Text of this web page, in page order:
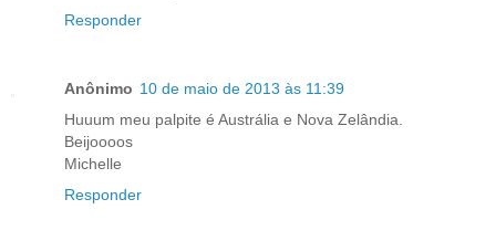
Responder
Anônimo 10 de maio de 2013 às 11:39
Huuum meu palpite é Austrália e Nova Zelândia.
Beijoooos
Michelle
Responder